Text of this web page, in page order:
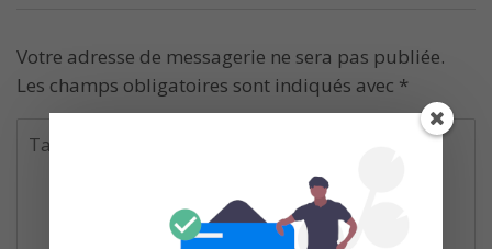
Votre adresse de messagerie ne sera pas publiée.
Les champs obligatoires sont indiqués avec *